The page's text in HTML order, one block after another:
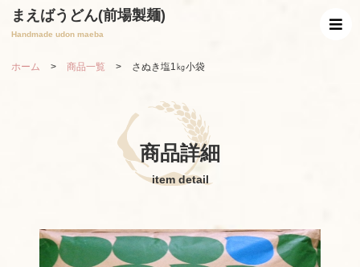
まえばうどん(前場製麺)
Handmade udon maeba
ホーム > 商品一覧 > さぬき塩1㎏小袋
商品詳細
item detail